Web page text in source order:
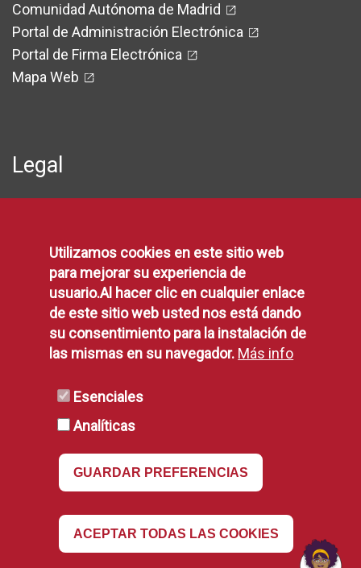
Comunidad Autónoma de Madrid
Portal de Administración Electrónica
Portal de Firma Electrónica
Mapa Web
Legal
Aviso Legal
Disponibilidad
Declaración de Accesibilidad
Política de Cookies
Utilizamos cookies en este sitio web
para mejorar su experiencia de
usuario.Al hacer clic en cualquier enlace
de este sitio web usted nos está dando
su consentimiento para la instalación de
las mismas en su navegador. Más info
Esenciales
Analíticas
GUARDAR PREFERENCIAS
ACEPTAR TODAS LAS COOKIES